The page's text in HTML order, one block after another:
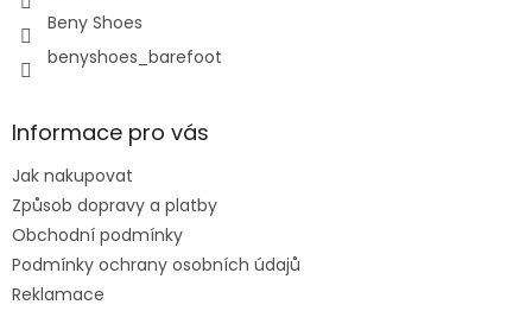
Beny Shoes
benyshoes_barefoot
Informace pro vás
Jak nakupovat
Způsob dopravy a platby
Obchodní podmínky
Podmínky ochrany osobních údajů
Reklamace